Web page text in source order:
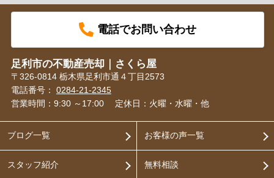
電話でお問い合わせ
足利市の不動産売却｜さくら屋
〒326-0814 栃木県足利市通４丁目2573
電話番号： 0284-21-2345
営業時間：9:30 ～17:00
定休日：火曜・水曜・他
ブログ一覧
スタッフ紹介
お客様の声一覧
無料相談